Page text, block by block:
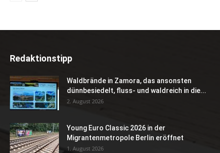
Redaktionstipp
Waldbrände in Zamora, das ansonsten
dünnbesiedelt, fluss- und waldreich in die...
2. August 2026
Young Euro Classic 2026 in der
Migrantenmetropole Berlin eröffnet
1. August 2026